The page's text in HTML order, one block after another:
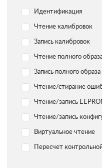
Chery
Yamaha
Chevrolet
Citroen
Dodge
Geely
Hyundai
Infiniti
Jaguar
Jeep
Идентификация
Чтение калибровок
Запись калибровок
Чтение полного
Запись полного
Чтение/стирание
Чтение/запись
Чтение/запись
Виртуальное чтение
Пересчет